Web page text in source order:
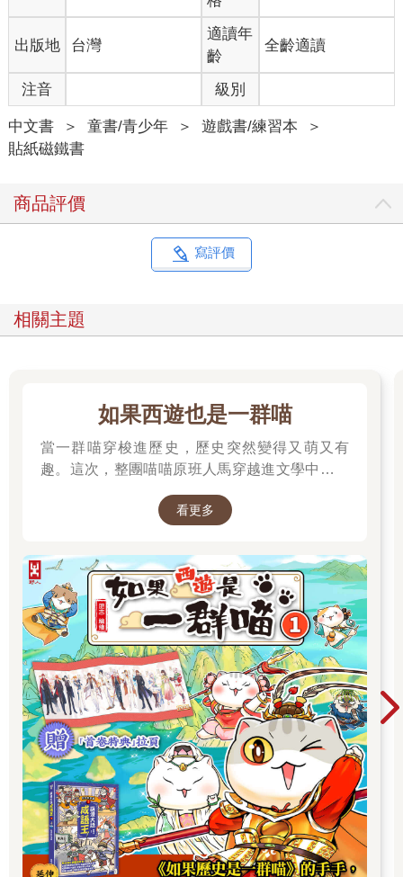
出版地 台灣
適讀年
齡
全齡適讀
注音 級別
中文書 ＞ 童書/青少年 ＞ 遊戲書/練習本
＞
貼紙磁鐵書
商品評價
寫評價
相關主題
如果西遊也是一群喵
當一群喵穿梭進歷史，歷史突然變得又萌又有
趣。這次，整團喵喵原班人馬穿越進文學中，開
看更多